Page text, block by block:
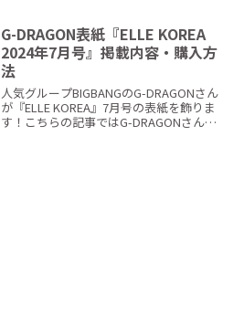
G-DRAGON表紙『ELLE KOREA
2024年7月号』掲載内容・購入方
法
人気グループBIGBANGのG-DRAGONさん
が『ELLE KOREA』7月号の表紙を飾りま
す！こちらの記事ではG-DRAGONさんの